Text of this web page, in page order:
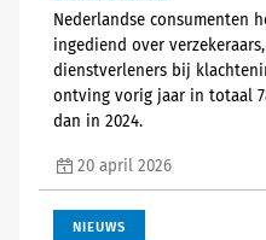
Nederlandse consumenten
ingediend over
dienstverleners bij
ontving vorig jaar in totaal
dan in 2024.
20 april 2026
NIEUWS